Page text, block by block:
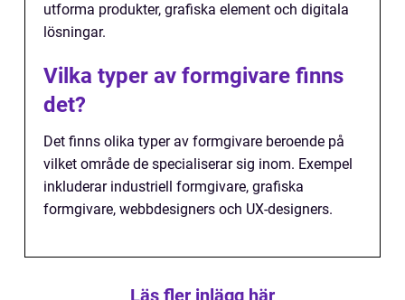
utforma produkter, grafiska element och digitala
lösningar.
Vilka typer av formgivare finns
det?
Det finns olika typer av formgivare beroende på
vilket område de specialiserar sig inom. Exempel
inkluderar industriell formgivare, grafiska
formgivare, webbdesigners och UX-designers.
Läs fler inlägg här